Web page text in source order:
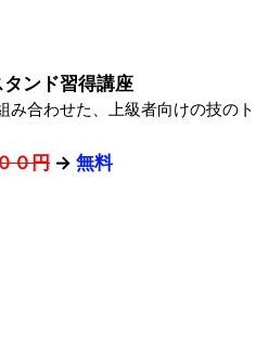
ンド習得講座
み合わせた、上級者向けの技のト
０円 → 無料